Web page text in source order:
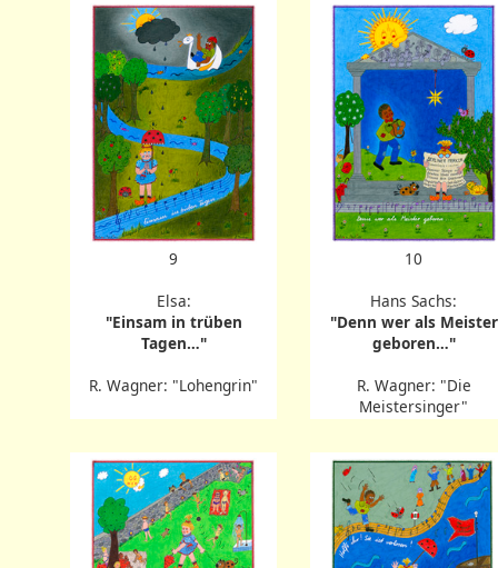
9
Elsa:
"Einsam in trüben
Tagen…"
R. Wagner: "Lohengrin"
10
Hans Sachs:
"Denn wer als Meister
geboren…"
R. Wagner: "Die
Meistersinger"